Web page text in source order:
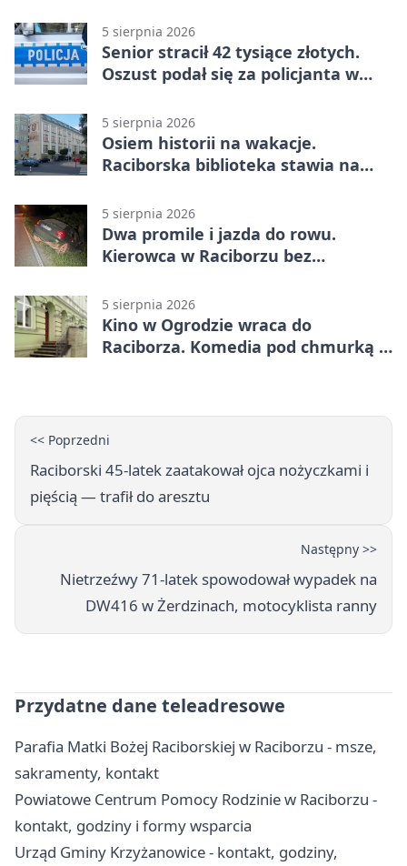
5 sierpnia 2026
Senior stracił 42 tysiące złotych.
Oszust podał się za policjanta w
5 sierpnia 2026
Osiem historii na wakacje.
Raciborska biblioteka stawia na
5 sierpnia 2026
Dwa promile i jazda do rowu.
Kierowca w Raciborzu bez
5 sierpnia 2026
Kino w Ogrodzie wraca do
Raciborza. Komedia pod chmurką w
<< Poprzedni
Raciborski 45-latek zaatakował ojca nożyczkami i
pięścią — trafił do aresztu
Następny >>
Nietrzeźwy 71-latek spowodował wypadek na
DW416 w Żerdzinach, motocyklista ranny
Przydatne dane teleadresowe
Parafia Matki Bożej Raciborskiej w Raciborzu - msze,
sakramenty, kontakt
Powiatowe Centrum Pomocy Rodzinie w Raciborzu -
kontakt, godziny i formy wsparcia
Urząd Gminy Krzyżanowice - kontakt, godziny,